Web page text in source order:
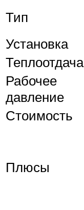
Тип
Установка
Теплоотдача
Рабочее
давление
Стоимость
Плюсы